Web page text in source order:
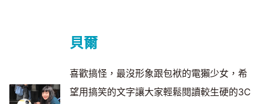
貝爾
喜歡搞怪，最沒形象跟包袱的電獺少女，希
望用搞笑的文字讓大家輕鬆閱讀較生硬的3C